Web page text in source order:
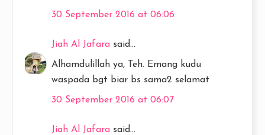
30 September 2016 at 06:06
Jiah Al Jafara said...
Alhamdulillah ya, Teh. Emang kudu
waspada bgt biar bs sama2 selamat
30 September 2016 at 06:07
Jiah Al Jafara said...